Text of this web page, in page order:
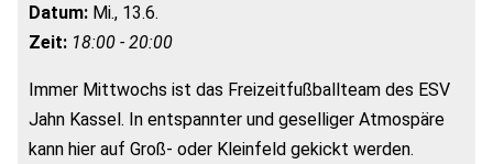
Datum: Mi., 13.6.
Zeit: 18:00 - 20:00
Immer Mittwochs ist das Freizeitfußballteam des ESV
Jahn Kassel. In entspannter und geselliger Atmospäre
kann hier auf Groß- oder Kleinfeld gekickt werden.